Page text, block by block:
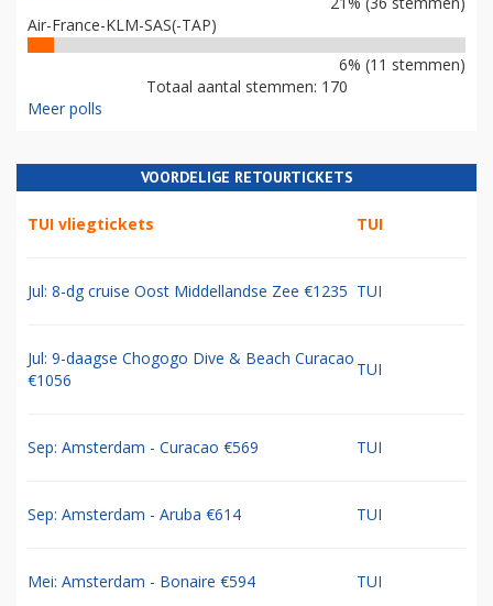
Air-France-KLM-SAS(-TAP)
6% (11 stemmen)
Totaal aantal stemmen: 170
Meer polls
VOORDELIGE RETOURTICKETS
TUI vliegtickets TUI
Jul: 8-dg cruise Oost Middellandse Zee €1235 TUI
Jul: 9-daagse Chogogo Dive & Beach Curacao
€1056
TUI
Sep: Amsterdam - Curacao €569 TUI
Sep: Amsterdam - Aruba €614 TUI
Mei: Amsterdam - Bonaire €594 TUI